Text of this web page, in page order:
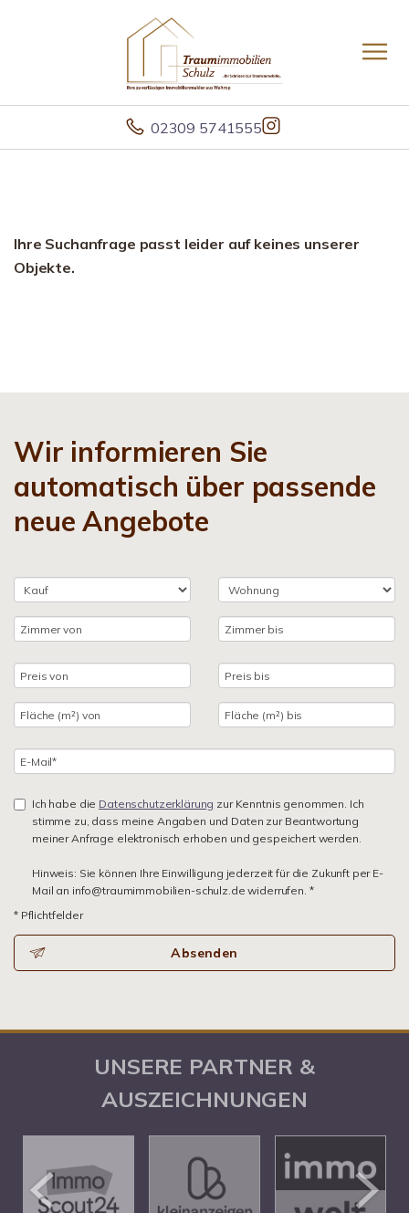
02309 5741555
Ihre Suchanfrage passt leider auf keines unserer
Objekte.
Wir informieren Sie
automatisch über passende
neue Angebote
Ich habe die Datenschutzerklärung zur Kenntnis genommen. Ich
stimme zu, dass meine Angaben und Daten zur Beantwortung
meiner Anfrage elektronisch erhoben und gespeichert werden.
Hinweis: Sie können Ihre Einwilligung jederzeit für die Zukunft per E-
Mail an info@traumimmobilien-schulz.de widerrufen. *
* Pflichtfelder
Absenden
UNSERE PARTNER &
AUSZEICHNUNGEN